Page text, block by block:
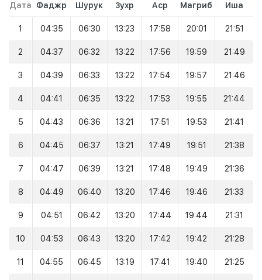
Дата Фаджр Шурук Зухр Аср Магриб Иша
1 04:35 06:30 13:23 17:58 20:01 21:51
2 04:37 06:32 13:22 17:56 19:59 21:49
3 04:39 06:33 13:22 17:54 19:57 21:46
4 04:41 06:35 13:22 17:53 19:55 21:44
5 04:43 06:36 13:21 17:51 19:53 21:41
6 04:45 06:37 13:21 17:49 19:51 21:38
7 04:47 06:39 13:21 17:48 19:49 21:36
8 04:49 06:40 13:20 17:46 19:46 21:33
9 04:51 06:42 13:20 17:44 19:44 21:31
10 04:53 06:43 13:20 17:42 19:42 21:28
11 04:55 06:45 13:19 17:41 19:40 21:25